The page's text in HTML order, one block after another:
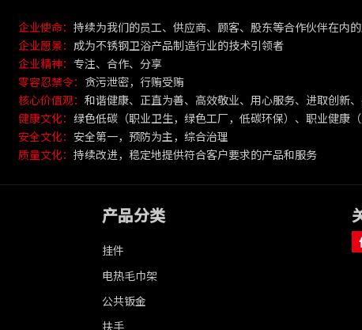
企业使命：持续为我们的员工、供应商、顾客、股东等合作伙伴在内
企业愿景： 成为不锈钢卫浴产品制造行业的技术引领者
企业精神：专注、合作、分享
零容忍禁令： 贪污泄密，行贿受贿
核心价值观：和谐健康、正直为善、高效敬业、用心服务、进取创新
健康文化：绿色低碳（职业卫生，绿色工厂，低碳环保）、职业健康
安全文化： 安全第一，预防为主，综合治理
质量文化：持续改进，稳定地提供符合客户要求的产品和服务
产品分类
挂件
电热毛巾架
公共钣金
扶手